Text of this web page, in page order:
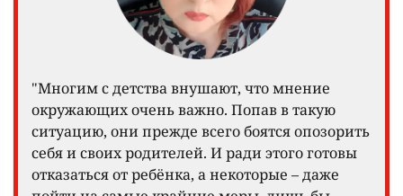
"Многим с детства внушают, что мнение
окружающих очень важно. Попав в такую
ситуацию, они прежде всего боятся опозорить
себя и своих родителей. И ради этого готовы
отказаться от ребёнка, а некоторые – даже